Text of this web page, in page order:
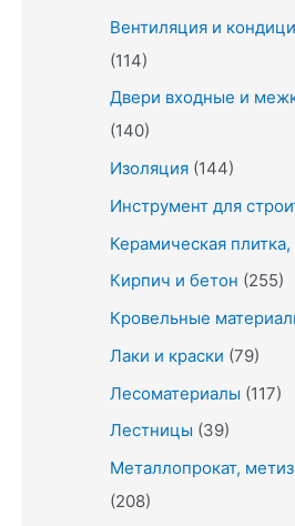
Вентиляция и
(114)
Двери входные и
(140)
Изоляция (144)
Инструмент для
Керамическая
Кирпич и бетон (255)
Кровельные
Лаки и краски (79)
Лесоматериалы (117)
Лестницы (39)
Металлопрокат,
(208)